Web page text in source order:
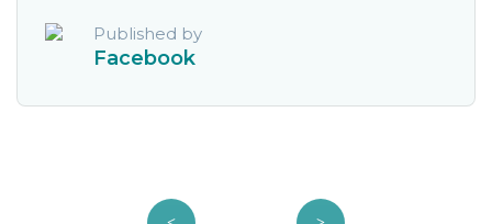
Published by
Facebook